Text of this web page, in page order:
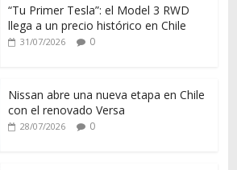
“Tu Primer Tesla”: el Model 3 RWD
llega a un precio histórico en Chile
31/07/2026 0
Nissan abre una nueva etapa en Chile
con el renovado Versa
28/07/2026 0